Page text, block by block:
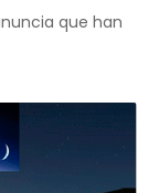
que han